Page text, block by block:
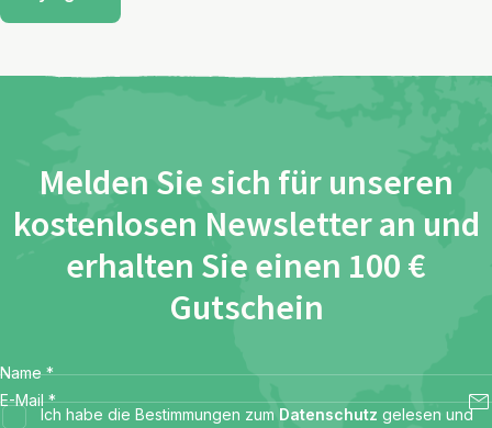
Melden Sie sich für unseren
kostenlosen Newsletter an und
erhalten Sie einen 100 €
Gutschein
Name *
E-Mail *
Ich habe die Bestimmungen zum Datenschutz gelesen und